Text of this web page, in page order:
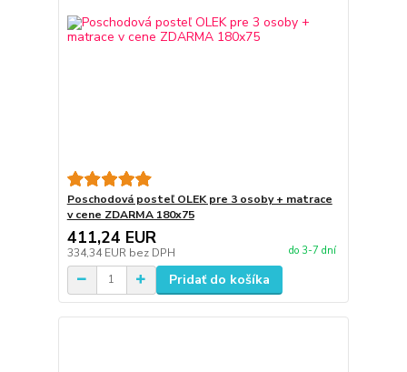
Poschodová posteľ OLEK pre 3 osoby + matrace
v cene ZDARMA 180x75
411,24 EUR
334,34 EUR bez DPH do 3-7 dní
Pridať do košíka